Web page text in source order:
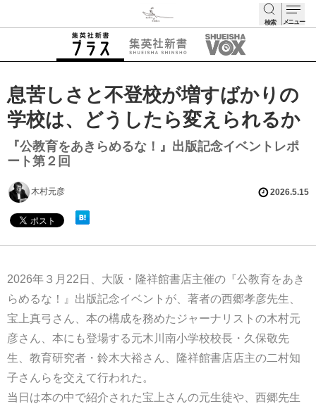
検索 メニュー
息苦しさと不登校が増すばかりの
学校は、どうしたら変えられるか
『公教育をあきらめるな！』出版記念イベントレポ
ート第２回
木村元彦 2026.5.15
2026年３月22日、大阪・隆祥館書店主催の『公教育をあき
らめるな！』出版記念イベントが、著者の西郷孝彦先生、
宝上真弓さん、本の構成を務めたジャーナリストの木村元
彦さん、本にも登場する元木川南小学校校長・久保敬先
生、教育研究者・鈴木大裕さん、隆祥館書店店主の二村知
子さんらを交えて行われた。
当日は本の中で紹介された宝上さんの元生徒や、西郷先生